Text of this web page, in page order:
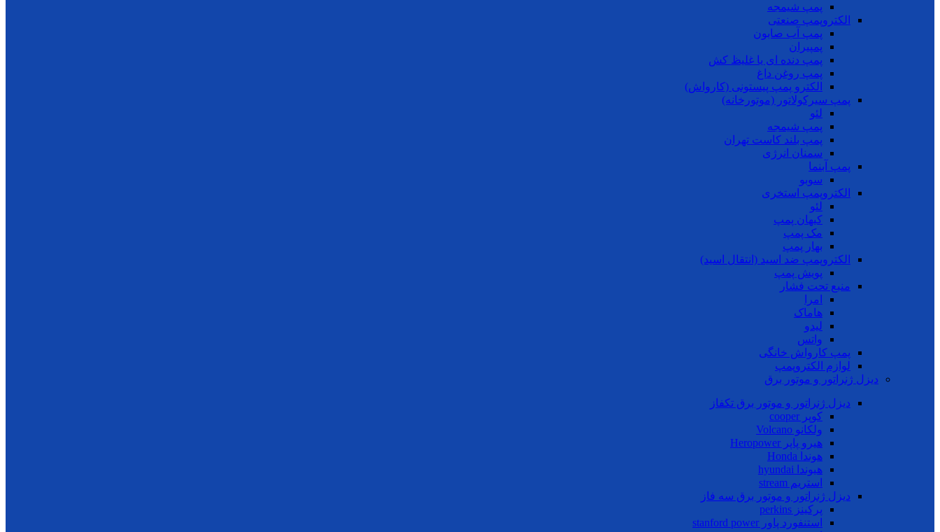
پمپ شیمجه
الکتروپمپ صنعتی
پمپ آب صابون
پمپیران
پمپ دنده ای یا غلیظ کش
پمپ روغن داغ
الکترو پمپ پیستونی (کارواش)
پمپ سیرکولاتور (موتورخانه)
لئو
پمپ شیمجه
پمپ بلند کاست تهران
سمنان انرژی
پمپ آبنما
سوبو
الکتروپمپ استخری
لئو
کیهان پمپ
مک پمپ
بهار پمپ
الکتروپمپ ضد اسید (انتقال اسید)
پویش پمپ
منبع تحت فشار
امرا
هاماک
لیدو
واتس
پمپ کارواش خانگی
لوازم الکتروپمپ
دیزل ژنراتور و موتور برق
دیزل ژنراتور و موتور برق تکفاز
کوپر cooper
ولکانو Volcano
هیرو پاپر Heropower
هوندا Honda
هیوندا hyundai
استریم stream
دیزل ژنراتور و موتور برق سه فاز
پرکینز perkins
استنفورد پاور stanford power